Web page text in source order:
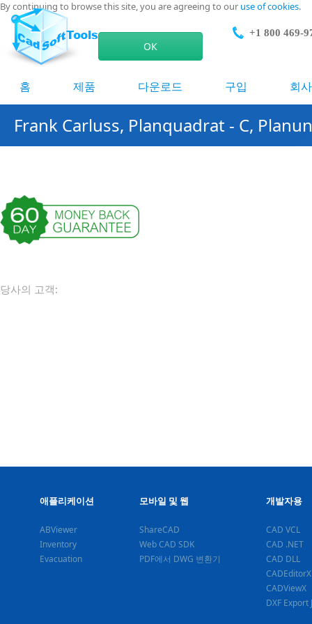
By continuing to browse this site, you are agreeing to our use of cookies.
ОК
+1 800 469-
홈 제품 다운로드 구입 회사
Frank Carluss, Planquadrat - C,
당사의 고객:
애플리케이션
ABViewer
Inventory
Evacuation
모바일 및 웹
ShareCAD
Web CAD SDK
PDF에서 DWG 변환기
개발자용
CAD VCL
CAD .NET
CAD DLL
CADEditorX
CADViewX
DXF Export